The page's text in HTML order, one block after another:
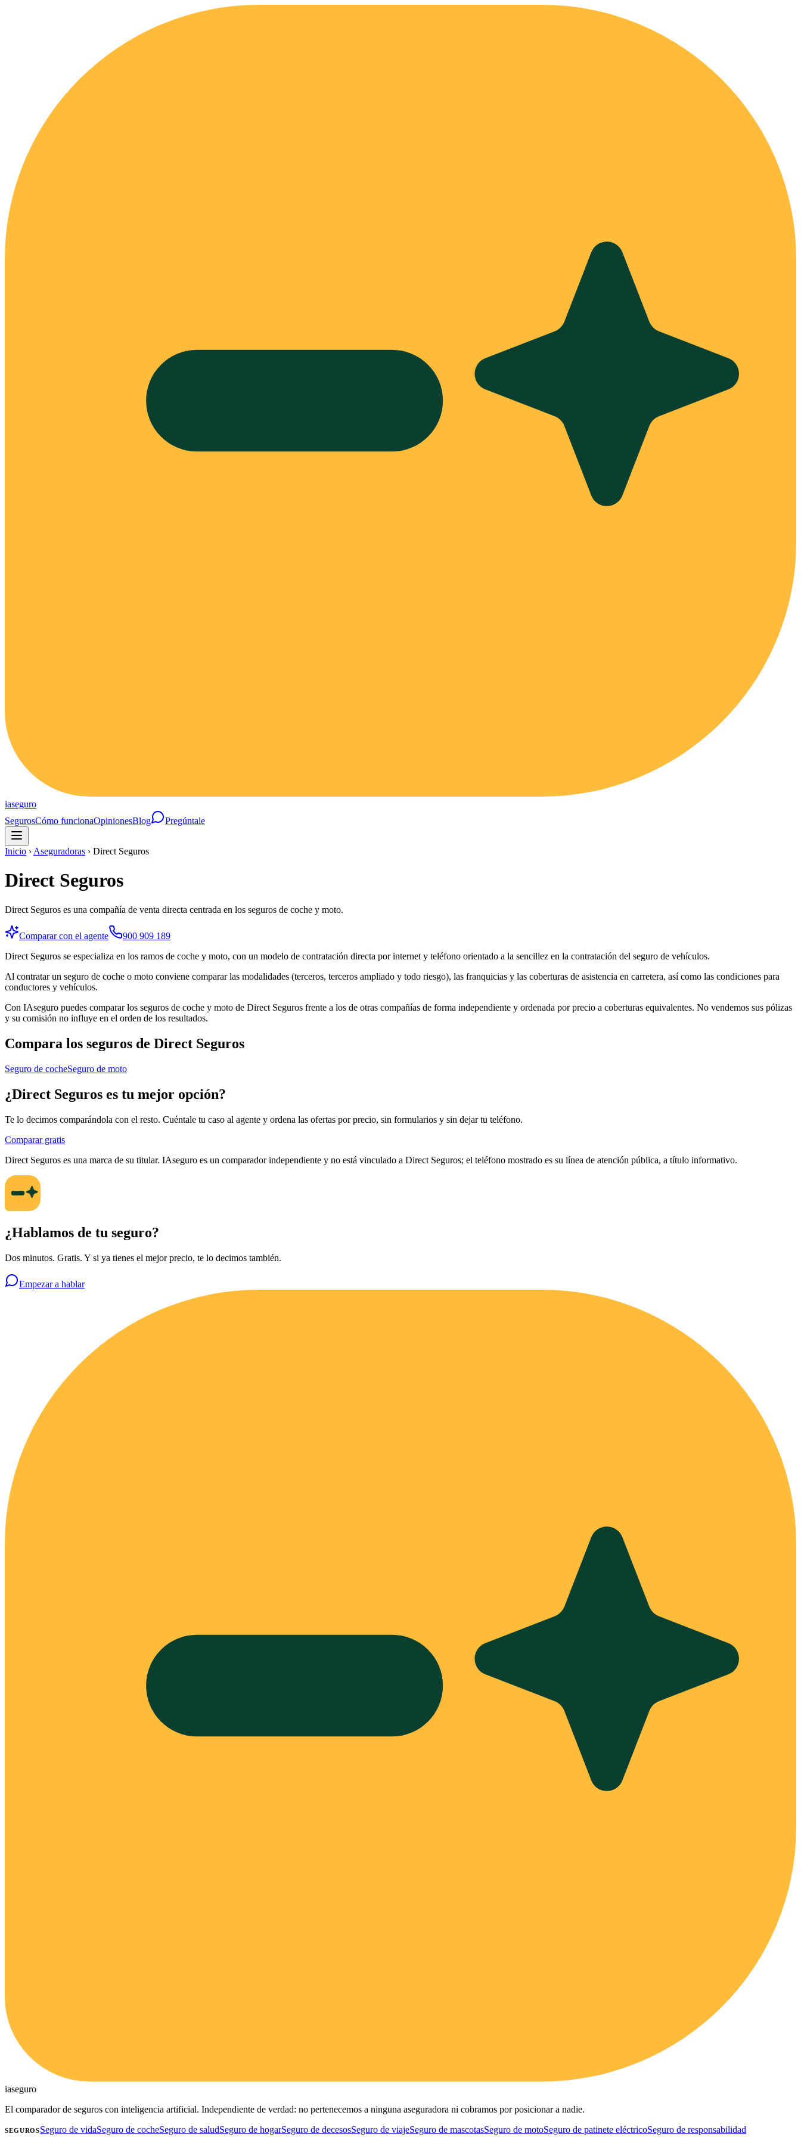
iaseguro
SegurosCómo funcionaOpinionesBlog Pregúntale
Inicio › Aseguradoras › Direct Seguros
Direct Seguros
Direct Seguros es una compañía de venta directa centrada en los seguros de coche y moto.
Comparar con el agente
900 909 189
Direct Seguros se especializa en los ramos de coche y moto, con un modelo de contratación directa por internet y teléfono orientado a la sencillez en la contratación del seguro de vehículos.
Al contratar un seguro de coche o moto conviene comparar las modalidades (terceros, terceros ampliado y todo riesgo), las franquicias y las coberturas de asistencia en carretera, así como las condiciones para
conductores y vehículos.
Con IAseguro puedes comparar los seguros de coche y moto de Direct Seguros frente a los de otras compañías de forma independiente y ordenada por precio a coberturas equivalentes. No vendemos sus pólizas
y su comisión no influye en el orden de los resultados.
Compara los seguros de Direct Seguros
Seguro de cocheSeguro de moto
¿Direct Seguros es tu mejor opción?
Te lo decimos comparándola con el resto. Cuéntale tu caso al agente y ordena las ofertas por precio, sin formularios y sin dejar tu teléfono.
Comparar gratis
Direct Seguros es una marca de su titular. IAseguro es un comparador independiente y no está vinculado a Direct Seguros; el teléfono mostrado es su línea de atención pública, a título informativo.
¿Hablamos de tu seguro?
Dos minutos. Gratis. Y si ya tienes el mejor precio, te lo decimos también.
Empezar a hablar
iaseguro
El comparador de seguros con inteligencia artificial. Independiente de verdad: no pertenecemos a ninguna aseguradora ni cobramos por posicionar a nadie.
SEGUROSSeguro de vidaSeguro de cocheSeguro de saludSeguro de hogarSeguro de decesosSeguro de viajeSeguro de mascotasSeguro de motoSeguro de patinete eléctricoSeguro de responsabilidad